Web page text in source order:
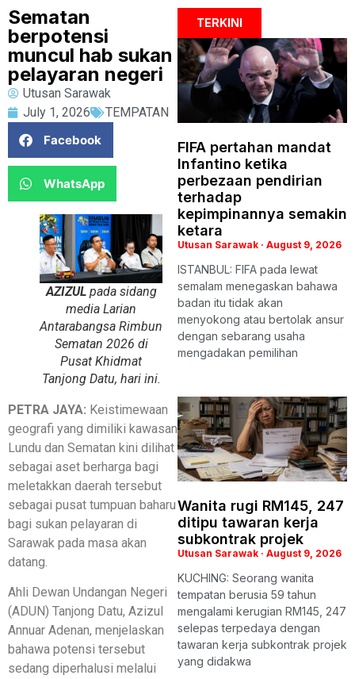
Sematan
berpotensi
muncul hab sukan
pelayaran negeri
Utusan Sarawak
July 1, 2026
TEMPATAN
Facebook
WhatsApp
AZIZULpada sidang
media Larian
Antarabangsa Rimbun
Sematan 2026 di
Pusat Khidmat
Tanjong Datu, hari ini.
PETRA JAYA: Keistimewaan
geografi yang dimiliki kawasan
Lundu dan Sematan kini dilihat
sebagai aset berharga bagi
meletakkan daerah tersebut
sebagai pusat tumpuan baharu
bagi sukan pelayaran di
Sarawak pada masa akan
datang.
Ahli Dewan Undangan Negeri
(ADUN) Tanjong Datu, Azizul
Annuar Adenan, menjelaskan
bahawa potensi tersebut
sedang diperhalusi melalui
TERKINI
FIFA pertahan mandat
Infantino ketika
perbezaan pendirian
terhadap
kepimpinannya semakin
ketara
Utusan Sarawak August 9, 2026
ISTANBUL: FIFA pada lewat
semalam menegaskan bahawa
badan itu tidak akan
menyokong atau bertolak ansur
dengan sebarang usaha
mengadakan pemilihan
Wanita rugi RM145, 247
ditipu tawaran kerja
subkontrak projek
Utusan Sarawak August 9, 2026
KUCHING: Seorang wanita
tempatan berusia 59 tahun
mengalami kerugian RM145, 247
selepas terpedaya dengan
tawaran kerja subkontrak projek
yang didakwa